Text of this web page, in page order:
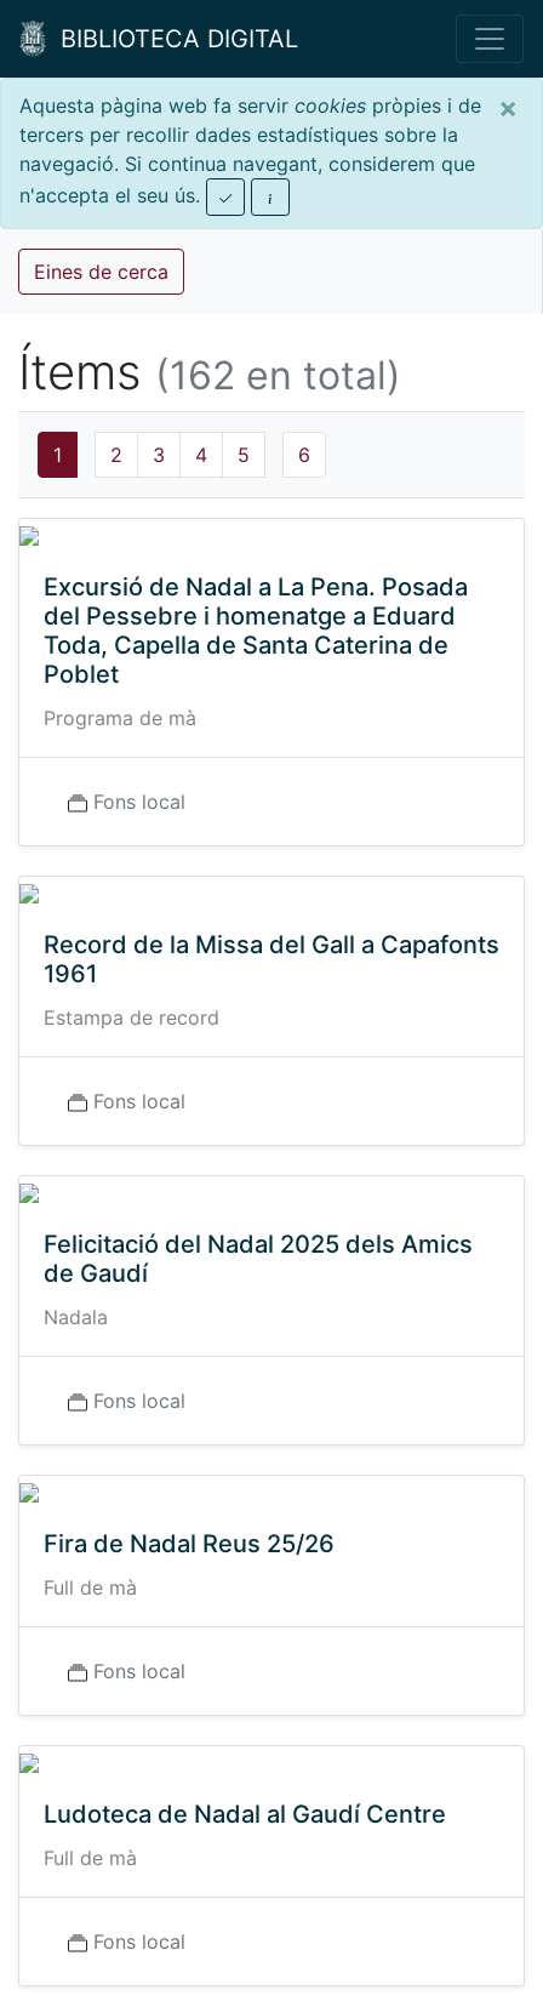
BIBLIOTECA DIGITAL
×
Aquesta pàgina web fa servir cookies pròpies i de
tercers per recollir dades estadístiques sobre la
navegació. Si continua navegant, considerem que
n'accepta el seu ús.
Eines de cerca
Ítems (162 en total)
1 2 3 4 5 6
Excursió de Nadal a La Pena. Posada
del Pessebre i homenatge a Eduard
Toda, Capella de Santa Caterina de
Poblet
Programa de mà
Fons local
Record de la Missa del Gall a Capafonts
1961
Estampa de record
Fons local
Felicitació del Nadal 2025 dels Amics
de Gaudí
Nadala
Fons local
Fira de Nadal Reus 25/26
Full de mà
Fons local
Ludoteca de Nadal al Gaudí Centre
Full de mà
Fons local